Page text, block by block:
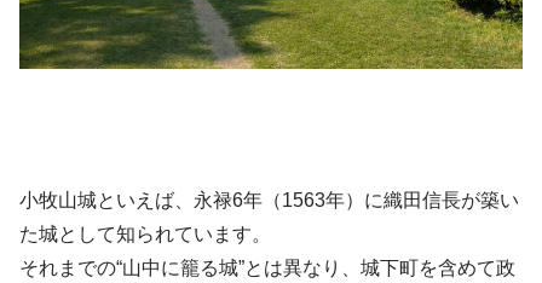
小牧山城といえば、永禄6年（1563年）に織田信長が築い
た城として知られています。
それまでの“山中に籠る城”とは異なり、城下町を含めて政